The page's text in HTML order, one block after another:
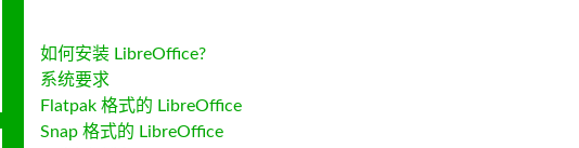
如何安装 LibreOffice?
系统要求
Flatpak 格式的 LibreOffice
Snap 格式的 LibreOffice